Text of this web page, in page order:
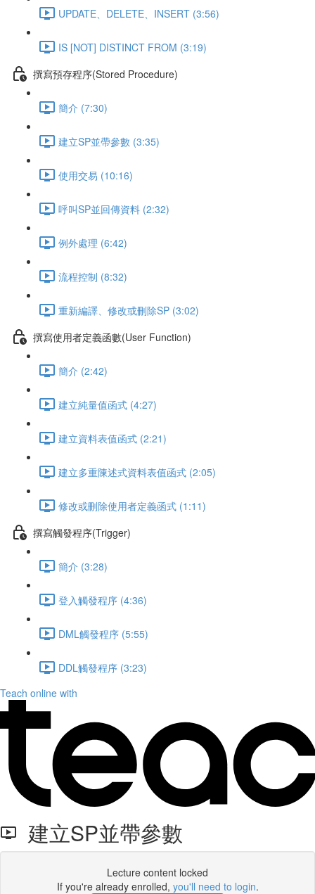
UPDATE、DELETE、INSERT (3:56)
IS [NOT] DISTINCT FROM (3:19)
撰寫預存程序(Stored Procedure)
簡介 (7:30)
建立SP並帶參數 (3:35)
使用交易 (10:16)
呼叫SP並回傳資料 (2:32)
例外處理 (6:42)
流程控制 (8:32)
重新編譯、修改或刪除SP (3:02)
撰寫使用者定義函數(User Function)
簡介 (2:42)
建立純量值函式 (4:27)
建立資料表值函式 (2:21)
建立多重陳述式資料表值函式 (2:05)
修改或刪除使用者定義函式 (1:11)
撰寫觸發程序(Trigger)
簡介 (3:28)
登入觸發程序 (4:36)
DML觸發程序 (5:55)
DDL觸發程序 (3:23)
Teach online with
建立SP並帶參數
Lecture content locked
If you're already enrolled, you'll need to login.